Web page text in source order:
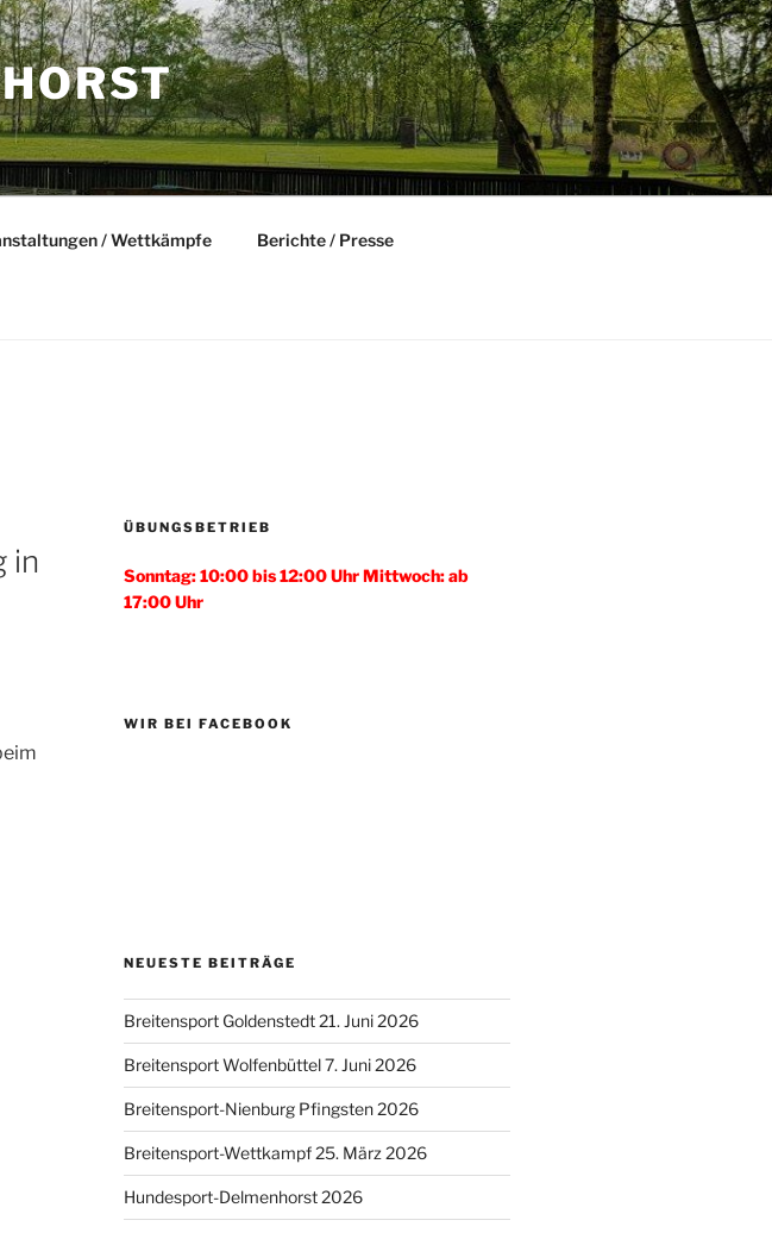
/ Wettkämpfe Berichte / Presse
in
ÜBUNGSBETRIEB
Sonntag: 10:00 bis 12:00 Uhr Mittwoch: ab
17:00 Uhr
WIR BEI FACEBOOK
NEUESTE BEITRÄGE
Breitensport Goldenstedt 21. Juni 2026
Breitensport Wolfenbüttel 7. Juni 2026
Breitensport-Nienburg Pfingsten 2026
Breitensport-Wettkampf 25. März 2026
Hundesport-Delmenhorst 2026